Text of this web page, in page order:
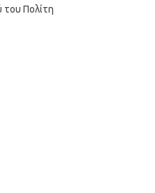
Πολίτη